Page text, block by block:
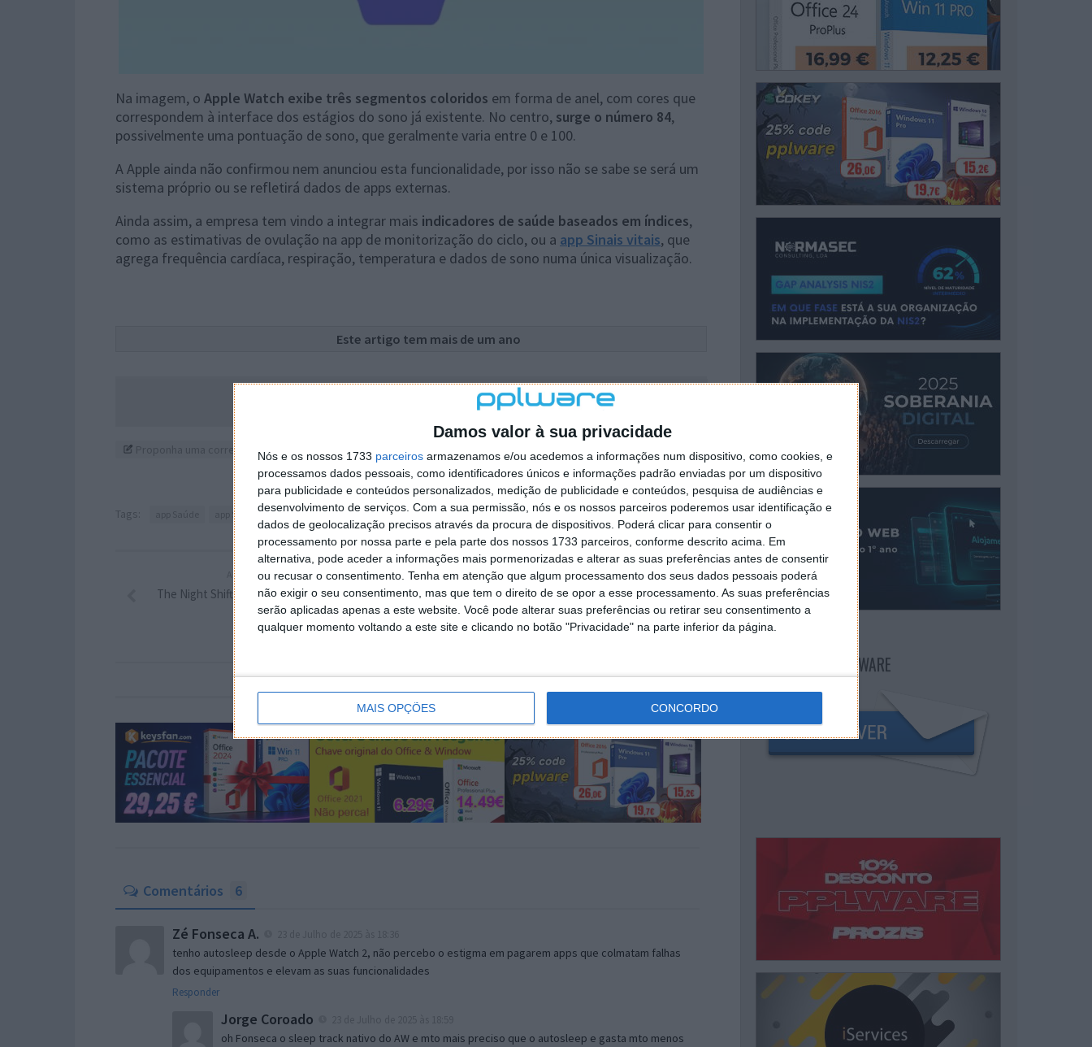
Damos valor à sua privacidade
Nós e os nossos 1733 parceiros armazenamos e/ou acedemos a informações num dispositivo, como cookies, e
processamos dados pessoais, como identificadores únicos e informações padrão enviadas por um dispositivo
para publicidade e conteúdos personalizados, medição de publicidade e conteúdos, pesquisa de audiências e
desenvolvimento de serviços. Com a sua permissão, nós e os nossos parceiros poderemos usar identificação e
dados de geolocalização precisos através da procura de dispositivos. Poderá clicar para consentir o
processamento por nossa parte e pela parte dos nossos 1733 parceiros, conforme descrito acima. Em
alternativa, pode aceder a informações mais pormenorizadas e alterar as suas preferências antes de consentir
ou recusar o consentimento. Tenha em atenção que algum processamento dos seus dados pessoais poderá
não exigir o seu consentimento, mas que tem o direito de se opor a esse processamento. As suas preferências
serão aplicadas apenas a este website. Você pode alterar suas preferências ou retirar seu consentimento a
qualquer momento voltando a este site e clicando no botão "Privacidade" na parte inferior da página.
MAIS OPÇÕES CONCORDO
Na imagem, o Apple Watch exibe três segmentos coloridos em forma de anel, com cores que
correspondem à interface dos estágios do sono já existente. No centro, surge o número 84,
possivelmente uma pontuação de sono, que geralmente varia entre 0 e 100.
A Apple ainda não confirmou nem anunciou esta funcionalidade, por isso não se sabe se será um
sistema próprio ou se refletirá dados de apps externas.
Ainda assim, a empresa tem vindo a integrar mais indicadores de saúde baseados em índices,
como as estimativas de ovulação na app de monitorização do ciclo, ou a app Sinais vitais, que
agrega frequência cardíaca, respiração, temperatura e dados de sono numa única visualização.
Este artigo tem mais de um ano
Acompanhe o Pplware no Google Notícias
Proponha uma correção, faça uma sugestão
Tags: app Sinais Vitais Apple Watch iOS 26
PRÓXIMO ARTIGO
Personalização já influencia 75% dos
consumidores na escolha de marcas, diz
estudo
ARTIGO ANTERIOR
The Night Shift: uma noite no supermercado
Comentários 6
Zé Fonseca A.
tenho autosleep desde o Apple Watch 2, não percebo o estigma em pagarem apps que colmatam falhas
dos equipamentos e elevam as suas funcionalidades
Responder
Jorge Coroado
oh Fonseca o sleep track nativo do AW e mto mais preciso que o autosleep e gasta mto menos
NEWSLETTER PPLWARE